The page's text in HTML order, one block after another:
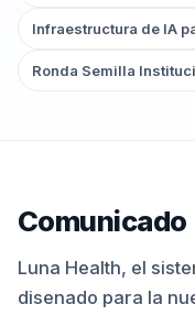
Infraestructura de IA
Ronda Semilla
Comunicado
Luna Health, el
disenado para la